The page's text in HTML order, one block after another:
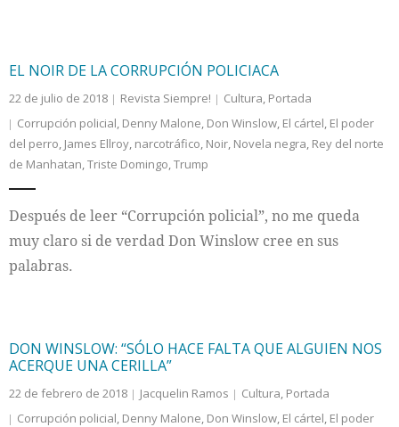
Nacional
Colaboradores
Cultura
EL NOIR DE LA CORRUPCIÓN POLICIACA
22 de julio de 2018 Revista Siempre! Cultura, Portada
Corrupción policial, Denny Malone, Don Winslow, El cártel, El poder
del perro, James Ellroy, narcotráfico, Noir, Novela negra, Rey del norte
de Manhatan,Triste Domingo,Trump
Después de leer “Corrupción policial”, no me queda
muy claro si de verdad Don Winslow cree en sus
palabras.
DON WINSLOW: “SÓLO HACE FALTA QUE ALGUIEN NOS
ACERQUE UNA CERILLA”
22 de febrero de 2018 Jacquelin Ramos Cultura, Portada
Corrupción policial, Denny Malone, Don Winslow, El cártel, El poder